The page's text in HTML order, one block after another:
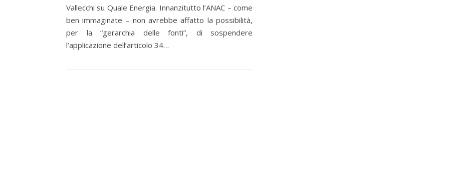
Vallecchi su Quale Energia. Innanzitutto l’ANAC – come
ben immaginate – non avrebbe affatto la possibilità,
per la “gerarchia delle fonti”, di sospendere
l’applicazione dell’articolo 34…